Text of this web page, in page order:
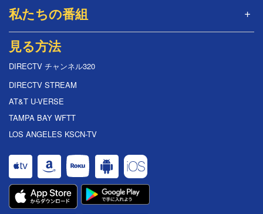
私たちの番組
見る方法
DIRECTV チャンネル320
DIRECTV STREAM
AT&T U-VERSE
TAMPA BAY WFTT
LOS ANGELES KSCN-TV